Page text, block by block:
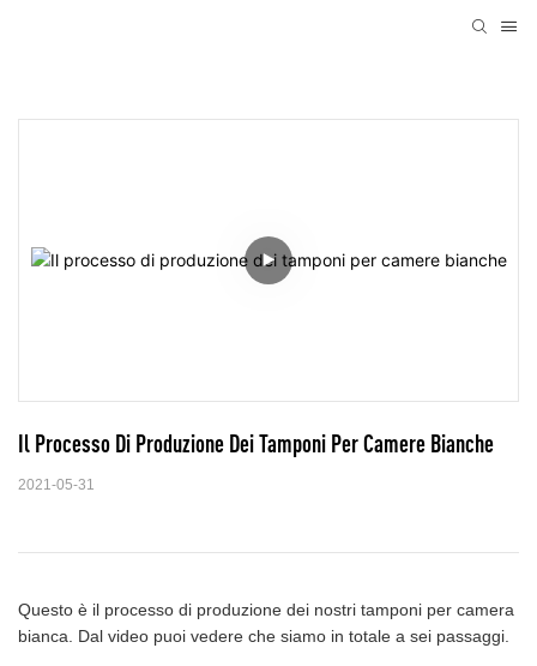
Il Processo Di Produzione Dei Tamponi Per Camere Bianche
2021-05-31
Questo è il processo di produzione dei nostri tamponi per camera
bianca. Dal video puoi vedere che siamo in totale a sei passaggi.